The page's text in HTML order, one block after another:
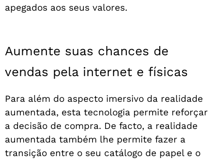
apegados aos seus valores.
Aumente suas chances de
vendas pela internet e físicas
Para além do aspecto imersivo da realidade
aumentada, esta tecnologia permite reforçar
a decisão de compra. De facto, a realidade
aumentada também lhe permite fazer a
transição entre o seu catálogo de papel e o